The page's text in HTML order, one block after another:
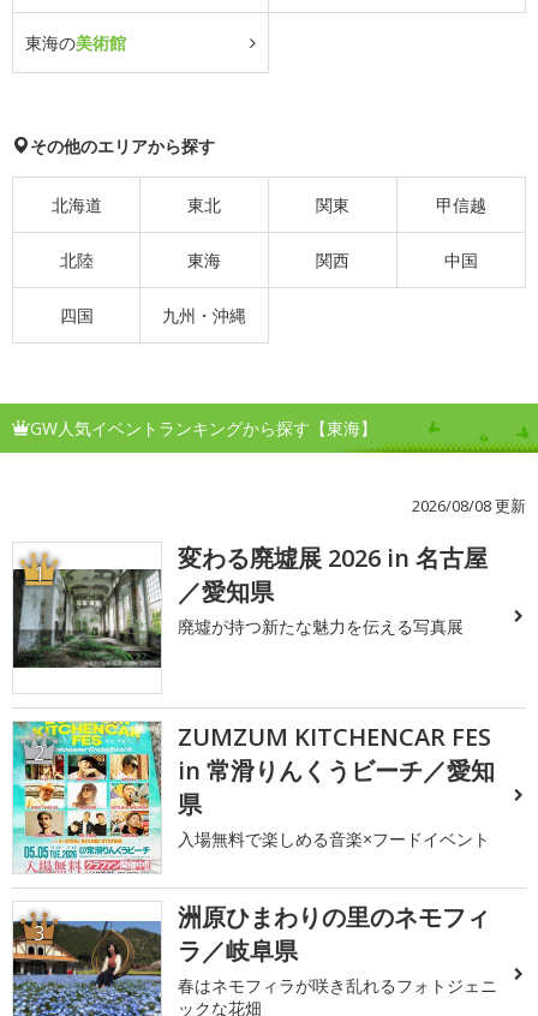
東海の美術館
その他のエリアから探す
北海道 東北 関東 甲信越
北陸 東海 関西 中国
四国 九州・沖縄
GW人気イベントランキングから探す【東海】
2026/08/08 更新
1
変わる廃墟展 2026 in 名古屋
／愛知県
廃墟が持つ新たな魅力を伝える写真展
2
ZUMZUM KITCHENCAR FES
in 常滑りんくうビーチ／愛知
県
入場無料で楽しめる音楽×フードイベント
3
洲原ひまわりの里のネモフィ
ラ／岐阜県
春はネモフィラが咲き乱れるフォトジェニ
ックな花畑